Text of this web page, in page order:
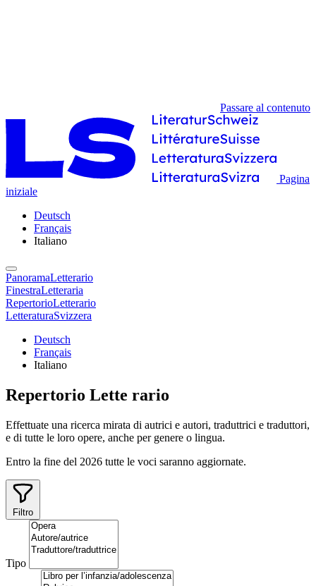
Passare al contenuto
Pagina
iniziale
Deutsch
Français
Italiano
PanoramaLetterario
FinestraLetteraria
RepertorioLetterario
LetteraturaSvizzera
Deutsch
Français
Italiano
Repertorio Lette rario
Effettuate una ricerca mirata di autrici e autori, traduttrici e traduttori,
e di tutte le loro opere, anche per genere o lingua.
Entro la fine del 2026 tutte le voci saranno aggiornate.
Filtro
Tipo